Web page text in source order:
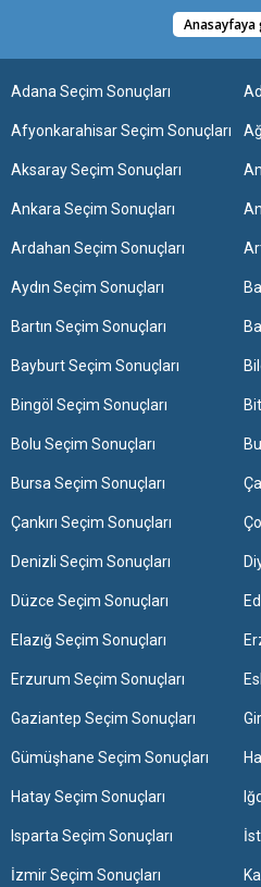
Anasayfaya
Adana Seçim Sonuçları
Afyonkarahisar Seçim Sonuçları
Aksaray Seçim Sonuçları
Ankara Seçim Sonuçları
Ardahan Seçim Sonuçları
Aydın Seçim Sonuçları
Bartın Seçim Sonuçları
Bayburt Seçim Sonuçları
Bingöl Seçim Sonuçları
Bolu Seçim Sonuçları
Bursa Seçim Sonuçları
Çankırı Seçim Sonuçları
Denizli Seçim Sonuçları
Düzce Seçim Sonuçları
Elazığ Seçim Sonuçları
Erzurum Seçim Sonuçları
Gaziantep Seçim Sonuçları
Gümüşhane Seçim Sonuçları
Hatay Seçim Sonuçları
Isparta Seçim Sonuçları
İzmir Seçim Sonuçları